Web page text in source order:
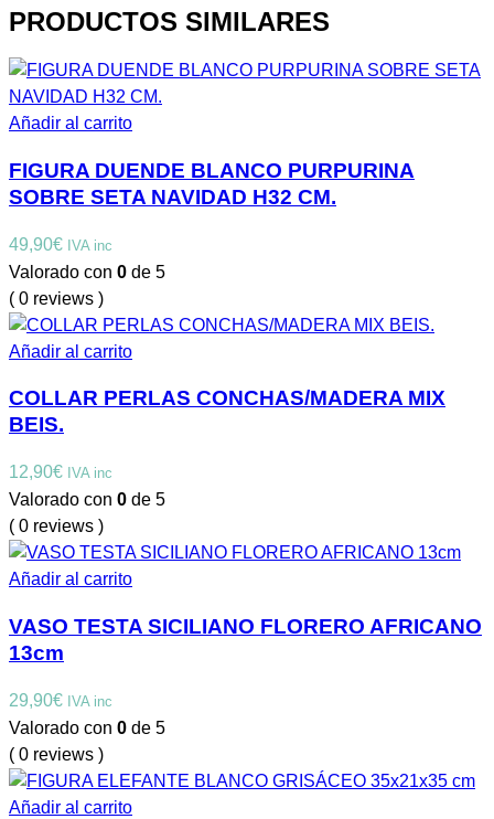
PRODUCTOS SIMILARES
Añadir al carrito
FIGURA DUENDE BLANCO PURPURINA
SOBRE SETA NAVIDAD H32 CM.
49,90€ IVA inc
Valorado con 0 de 5
( 0 reviews )
Añadir al carrito
COLLAR PERLAS CONCHAS/MADERA MIX
BEIS.
12,90€ IVA inc
Valorado con 0 de 5
( 0 reviews )
Añadir al carrito
VASO TESTA SICILIANO FLORERO AFRICANO
13cm
29,90€ IVA inc
Valorado con 0 de 5
( 0 reviews )
Añadir al carrito